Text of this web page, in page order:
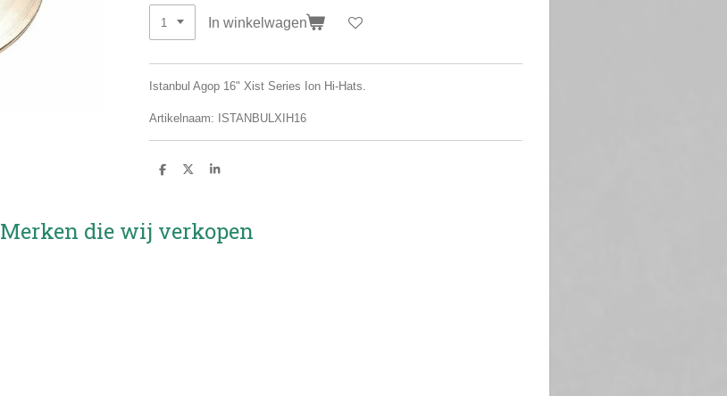
In winkelwagen
Istanbul Agop 16" Xist Series Ion Hi-Hats.
Artikelnaam: ISTANBULXIH16
D
D
S
Merken die wij verkopen